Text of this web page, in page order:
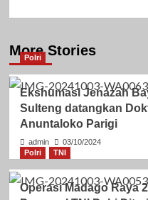
More Stories
Polri
Ekshumasi Jenazah
Sulteng datangkan
Anuntaloko Parigi
admin
03/10/2024
Polri
TNI
Operasi Madago Raya